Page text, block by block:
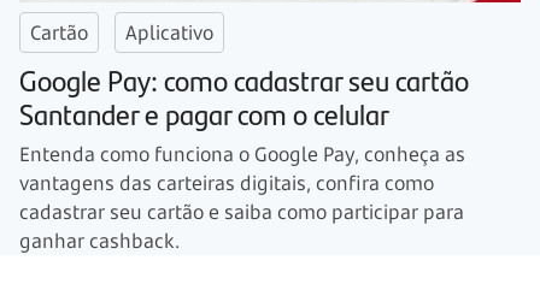
Cartão Aplicativo
Google Pay: como cadastrar seu cartão
Santander e pagar com o celular
Entenda como funciona o Google Pay, conheça as
vantagens das carteiras digitais, confira como
cadastrar seu cartão e saiba como participar para
ganhar cashback.